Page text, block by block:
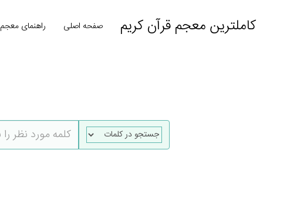
کاملترین معجم قرآن کریم صفحه اصلی راهنمای معجم